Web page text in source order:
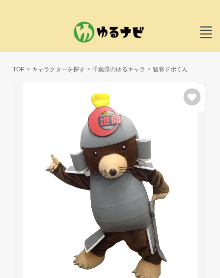
TOP キャラクターを探す 千葉県のゆるキャラ 智将ドボくん